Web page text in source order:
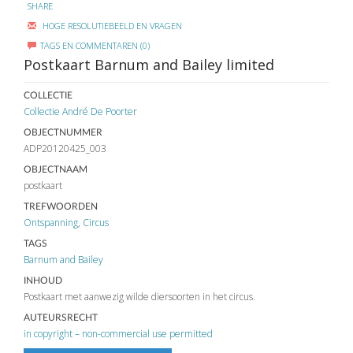
SHARE
HOGE RESOLUTIEBEELD EN VRAGEN
TAGS EN COMMENTAREN (0)
Postkaart Barnum and Bailey limited
COLLECTIE
Collectie André De Poorter
OBJECTNUMMER
ADP20120425_003
OBJECTNAAM
postkaart
TREFWOORDEN
Ontspanning, Circus
TAGS
Barnum and Bailey
INHOUD
Postkaart met aanwezig wilde diersoorten in het circus.
AUTEURSRECHT
in copyright – non-commercial use permitted